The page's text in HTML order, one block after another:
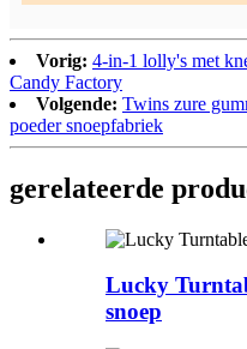
Vorig: 4-in-1 lolly's met
Candy Factory
Volgende: Twins zure
poeder snoepfabriek
gerelateerde
Lucky
snoep